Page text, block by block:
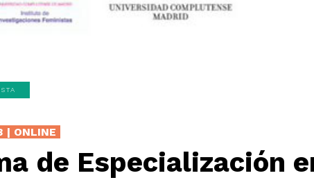
| ONLINE
de Especialización